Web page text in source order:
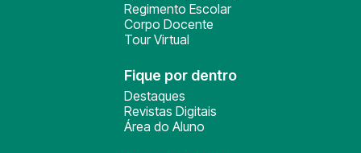
Regimento Escolar
Corpo Docente
Tour Virtual
Fique por dentro
Destaques
Revistas Digitais
Área do Aluno